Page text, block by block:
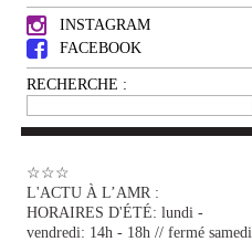
INSTAGRAM
FACEBOOK
RECHERCHE :
☆☆☆
L'ACTU À L’AMR :
HORAIRES D'ÉTÉ: lundi -
vendredi: 14h - 18h // fermé samedi